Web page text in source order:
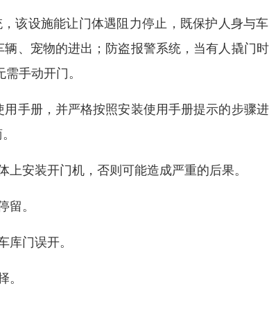
该设施能让门体遇阻力停止，既保护人身与
、宠物的进出；防盗报警系统，当有人撬门
手动开门。
手册，并严格按照安装使用手册提示的步骤
安装开门机，否则可能造成严重的后果。
。
门误开。